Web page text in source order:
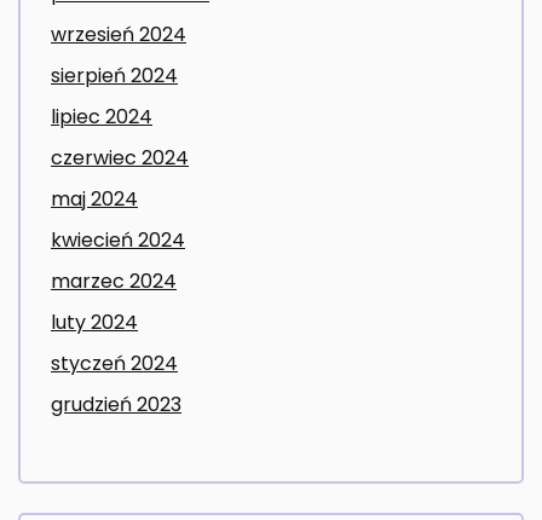
wrzesień 2024
sierpień 2024
lipiec 2024
czerwiec 2024
maj 2024
kwiecień 2024
marzec 2024
luty 2024
styczeń 2024
grudzień 2023